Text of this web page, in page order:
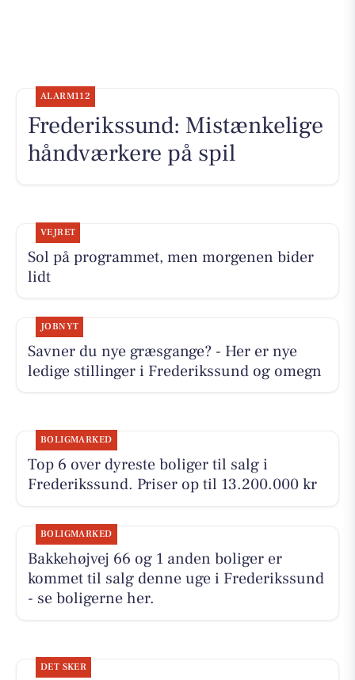
ALARM112
Frederikssund: Mistænkelige
håndværkere på spil
VEJRET
Sol på programmet, men morgenen bider
lidt
JOBNYT
Savner du nye græsgange? - Her er nye
ledige stillinger i Frederikssund og omegn
BOLIGMARKED
Top 6 over dyreste boliger til salg i
Frederikssund. Priser op til 13.200.000 kr
BOLIGMARKED
Bakkehøjvej 66 og 1 anden boliger er
kommet til salg denne uge i Frederikssund
- se boligerne her.
DET SKER